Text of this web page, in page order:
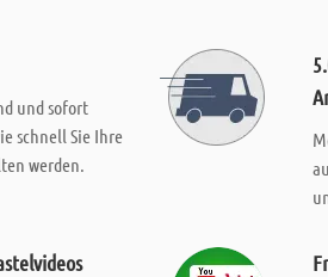
und sofort
schnell Sie Ihre
werden.